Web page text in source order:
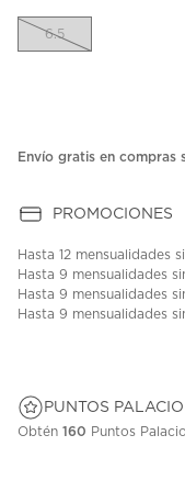
6.5
Envío gratis en compras
PROMOCIONES
Hasta 12 mensualidades
Hasta 9 mensualidades
Hasta 9 mensualidades
Hasta 9 mensualidades
PUNTOS PALACIO
Obtén 160 Puntos